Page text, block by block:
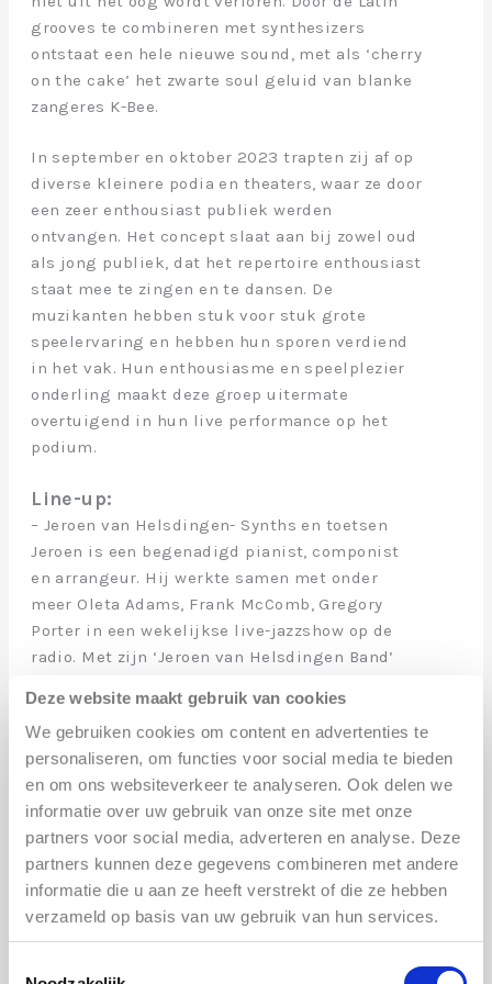
Deze website maakt gebruik van cookies
We gebruiken cookies om content en advertenties te
personaliseren, om functies voor social media te bieden
en om ons websiteverkeer te analyseren. Ook delen we
informatie over uw gebruik van onze site met onze
partners voor social media, adverteren en analyse. Deze
partners kunnen deze gegevens combineren met andere
informatie die u aan ze heeft verstrekt of die ze hebben
verzameld op basis van uw gebruik van hun services.
grooves te combineren met synthesizers
ontstaat een hele nieuwe sound, met als ‘cherry
on the cake’ het zwarte soul geluid van blanke
zangeres K-Bee.
In september en oktober 2023 trapten zij af op
diverse kleinere podia en theaters, waar ze door
een zeer enthousiast publiek werden
ontvangen. Het concept slaat aan bij zowel oud
als jong publiek, dat het repertoire enthousiast
staat mee te zingen en te dansen. De
muzikanten hebben stuk voor stuk grote
speelervaring en hebben hun sporen verdiend
in het vak. Hun enthousiasme en speelplezier
onderling maakt deze groep uitermate
overtuigend in hun live performance op het
podium.
Line-up:
– Jeroen van Helsdingen- Synths en toetsen
Jeroen is een begenadigd pianist, componist
en arrangeur. Hij werkte samen met onder
meer Oleta Adams, Frank McComb, Gregory
Porter in een wekelijkse live-jazzshow op de
radio. Met zijn ‘Jeroen van Helsdingen Band’
origineel werk. Jeroen was genomineerd voor
een Edison met de radio 6 liveband ’the
Ob6sions’ en heeft diverse jazzprijzen
gewonnen.
– K-Bee – Zang
Met haar soulvolle stem brengt ze warmte in
de Latinella-liedjes. Als ervaren sessie
zangeres werkte ze samen met het beste uit de
Nederlandse muziekscene en maakte 2 CD’s: